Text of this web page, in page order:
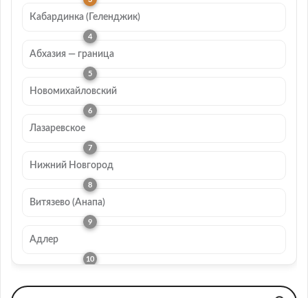
Кабардинка (Геленджик)
Абхазия — граница
Новомихайловский
Лазаревское
Нижний Новгород
Витязево (Анапа)
Адлер